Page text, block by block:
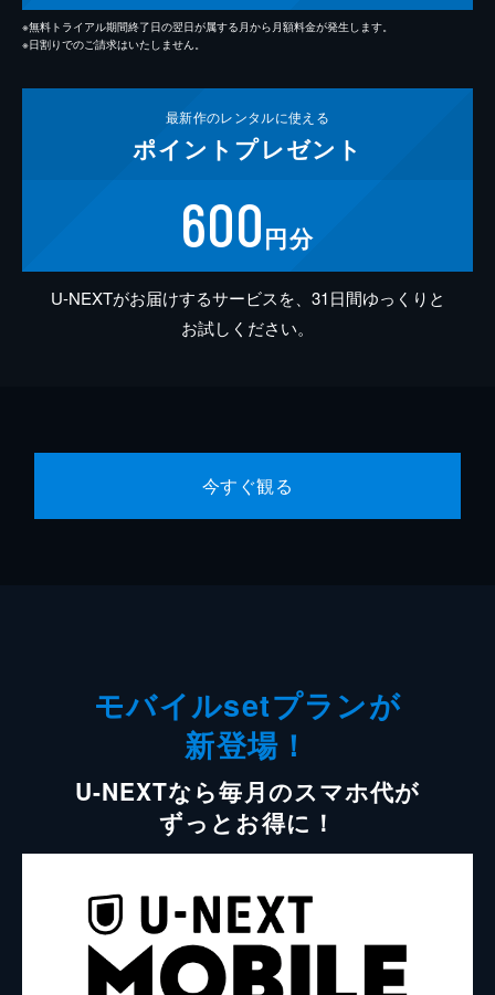
※無料トライアル期間終了日の翌日が属する月から月額料金が発生します。
※日割りでのご請求はいたしません。
最新作のレンタルに使える
ポイント プレゼント
600円分
U-NEXTがお届けするサービスを、31日間ゆっくりと
お試しください。
今すぐ観る
モバイルsetプランが
新登場！
U-NEXTなら毎月のスマホ代が
ずっとお得に！